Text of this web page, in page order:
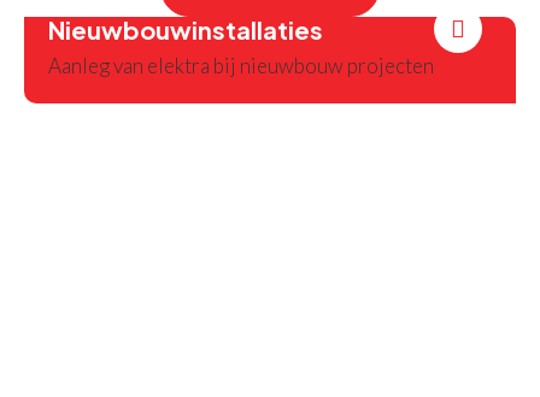
Nieuwbouwinstallaties
Aanleg van elektra bij nieuwbouw projecten